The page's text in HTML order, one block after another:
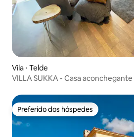
Vila ⋅ Telde
VILLA SUKKA - Casa
Preferido dos hóspedes
Preferido dos hóspedes